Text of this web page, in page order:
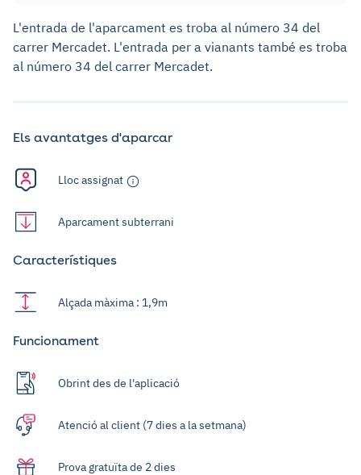
L'entrada de l'aparcament es troba al número 34 del
carrer Mercadet. L'entrada per a vianants també es troba
al número 34 del carrer Mercadet.
Els avantatges d'aparcar
Lloc assignat
Aparcament subterrani
Característiques
Alçada màxima : 1,9m
Funcionament
Obrint des de l'aplicació
Atenció al client (7 dies a la setmana)
Prova gratuïta de 2 dies